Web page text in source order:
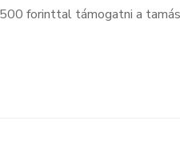
forinttal támogatni a